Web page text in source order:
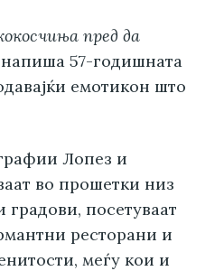
пред да
57-годишната
емотикон што
Лопез и
во прошетки низ
градови, посетуваат
ресторани и
меѓу кои и